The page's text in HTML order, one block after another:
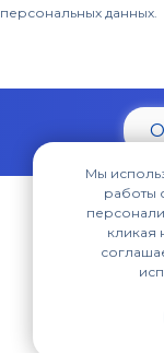
персональных данных.
614064, г.
ул. Героев
Мы
работы
кликая